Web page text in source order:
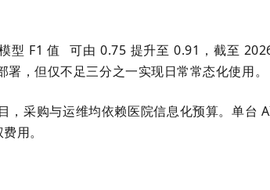
型 F1 值
可由 0.75 提升至 0.91，截至
，但仅不足三分之一实现日常常态化使用。
，采购与运维均依赖医院信息化预算。单台
用。